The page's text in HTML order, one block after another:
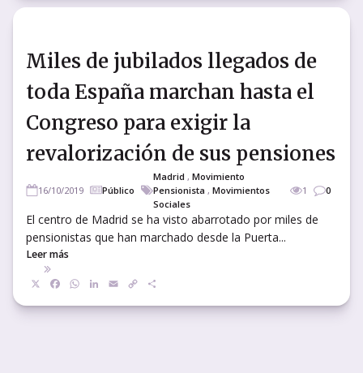
Miles de jubilados llegados de
toda España marchan hasta el
Congreso para exigir la
revalorización de sus pensiones
16/10/2019 Público
Madrid , Movimiento
Pensionista , Movimientos
Sociales
1 0
El centro de Madrid se ha visto abarrotado por miles de
pensionistas que han marchado desde la Puerta...
Leer más
Facebook
WhatsApp
LinkedIn
EmailCopy